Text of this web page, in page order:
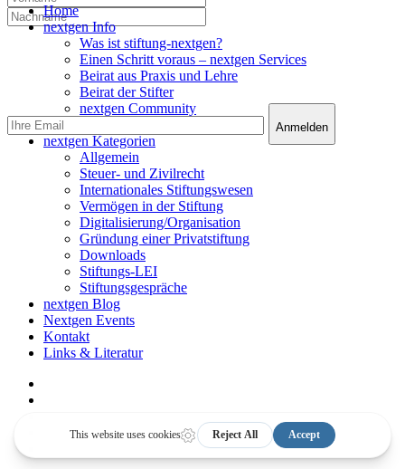
Close
Menu
Home
nextgen Info
Was ist stiftung-nextgen?
Einen Schritt voraus – nextgen Services
Beirat aus Praxis und Lehre
Beirat der Stifter
nextgen Community
nextgen Services
nextgen Kategorien
Allgemein
Steuer- und Zivilrecht
Internationales Stiftungswesen
Vermögen in der Stiftung
Digitalisierung/Organisation
Gründung einer Privatstiftung
Downloads
Stiftungs-LEI
Stiftungsgespräche
nextgen Blog
Nextgen Events
Kontakt
Links & Literatur
instagram